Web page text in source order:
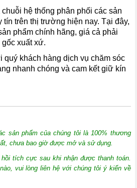
hệ thống phân phối các sản
tín trên thị trường hiện nay. Tại đây,
phẩm chính hãng, giá cả phải
xuất xứ.
khách hàng dịch vụ chăm sóc
nhanh chóng và cam kết giữ kín
sản phẩm của chúng tôi là 100% thương
chưa bao giờ được mở và sử dụng.
tích cực sau khi nhận được thanh toán.
vui lòng liên hệ với chúng tôi ý kiến về